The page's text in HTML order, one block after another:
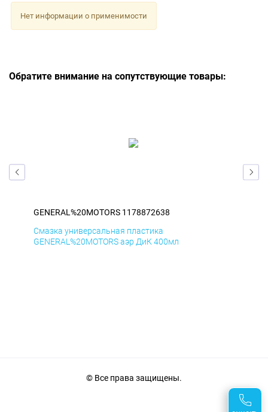
Нет информации о применимости
Обратите внимание на сопутствующие товары:
GENERAL%20MOTORS 1178872638
Смазка универсальная пластика
GENERAL%20MOTORS аэр ДиК 400мл
© Все права защищены.